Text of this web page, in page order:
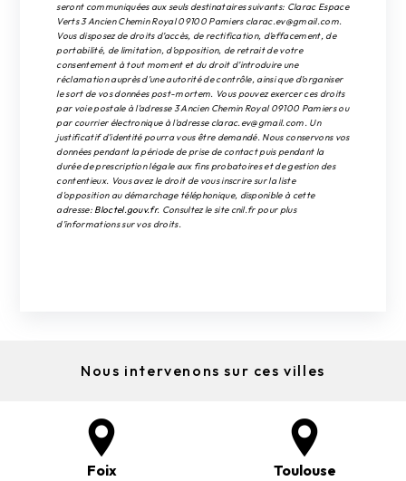
seront communiquées aux seuls destinataires suivants: Clarac Espace
Verts 3 Ancien Chemin Royal 09100 Pamiers clarac.ev@gmail.com.
Vous disposez de droits d’accès, de rectification, d’effacement, de
portabilité, de limitation, d’opposition, de retrait de votre
consentement à tout moment et du droit d’introduire une
réclamation auprès d’une autorité de contrôle, ainsi que d’organiser
le sort de vos données post-mortem. Vous pouvez exercer ces droits
par voie postale à l'adresse 3 Ancien Chemin Royal 09100 Pamiers ou
par courrier électronique à l'adresse clarac.ev@gmail.com. Un
justificatif d'identité pourra vous être demandé. Nous conservons vos
données pendant la période de prise de contact puis pendant la
durée de prescription légale aux fins probatoires et de gestion des
contentieux. Vous avez le droit de vous inscrire sur la liste
d'opposition au démarchage téléphonique, disponible à cette
adresse: Bloctel.gouv.fr. Consultez le site cnil.fr pour plus
d’informations sur vos droits.
Nous intervenons sur ces villes
Foix Toulouse